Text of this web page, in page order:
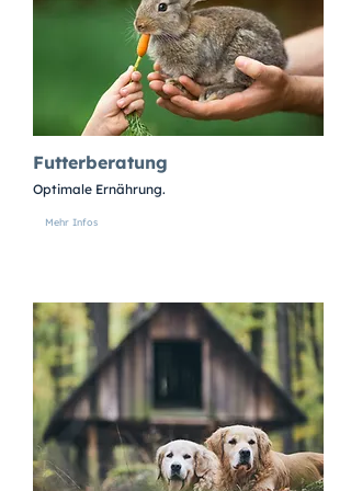
Futterberatung
Optimale Ernährung.
Mehr Infos